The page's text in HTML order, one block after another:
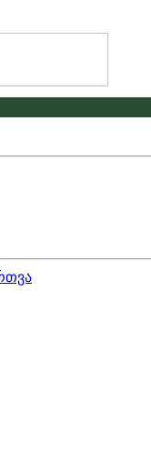
გამოცხადდა